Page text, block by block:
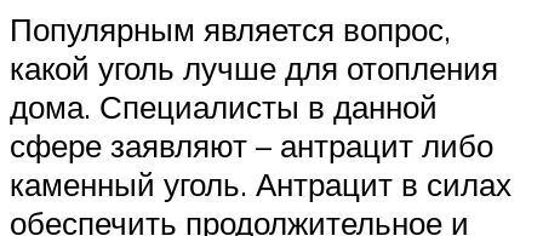
Популярным является вопрос,
какой уголь лучше для отопления
дома. Специалисты в данной
сфере заявляют – антрацит либо
каменный уголь. Антрацит в силах
обеспечить продолжительное и